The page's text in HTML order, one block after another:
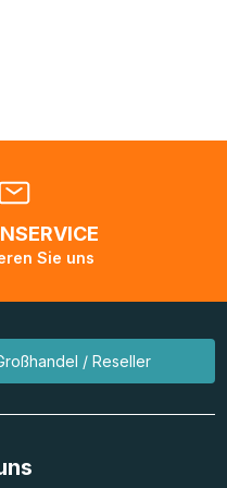
Sie uns
/ Reseller